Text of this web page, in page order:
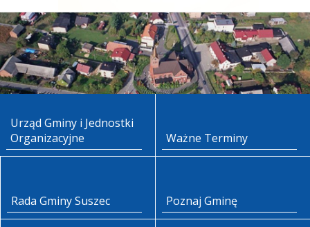
Urząd Gminy i Jednostki
Organizacyjne
Ważne Terminy
Rada Gminy Suszec Poznaj Gminę